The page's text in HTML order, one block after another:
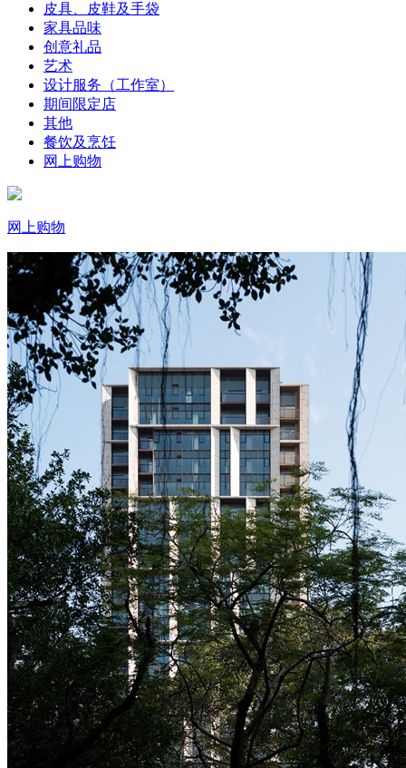
皮具、皮鞋及手袋
家具品味
创意礼品
艺术
设计服务（工作室）
期间限定店
其他
餐饮及烹饪
网上购物
网上购物